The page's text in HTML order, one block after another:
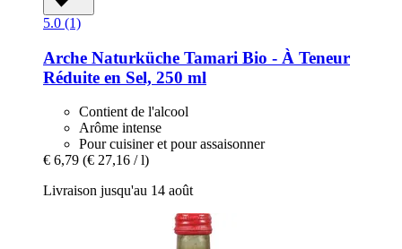
5.0 (1)
Arche Naturküche Tamari Bio -​ À Teneur
Réduite en Sel, 250 ml
Contient de l'alcool
Arôme intense
Pour cuisiner et pour assaisonner
€ 6,79 (€ 27,16 / l)
Livraison jusqu'au 14 août